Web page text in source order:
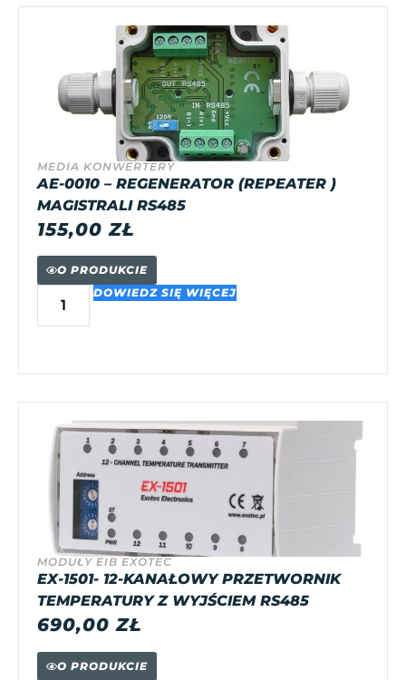
MEDIA KONWERTERY
AE-0010 – REGENERATOR (REPEATER )
MAGISTRALI RS485
155,00ZŁ
O PRODUKCIE
DOWIEDZ SIĘ WIĘCEJ
MODUŁY EIB EXOTEC
EX-1501- 12-KANAŁOWY PRZETWORNIK
TEMPERATURY Z WYJŚCIEM RS485
690,00ZŁ
O PRODUKCIE